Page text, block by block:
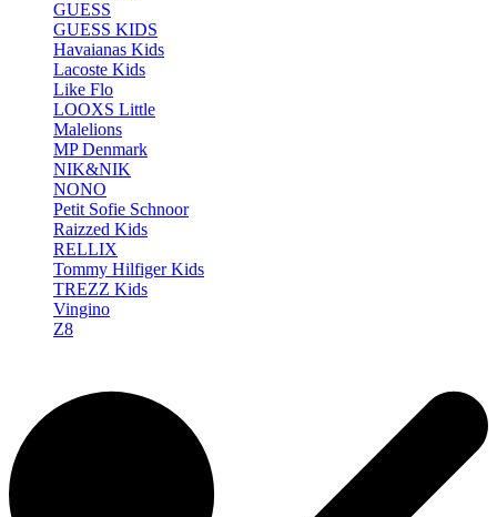
GUESS
GUESS KIDS
Havaianas Kids
Lacoste Kids
Like Flo
LOOXS Little
Malelions
MP Denmark
NIK&NIK
NONO
Petit Sofie Schnoor
Raizzed Kids
RELLIX
Tommy Hilfiger Kids
TREZZ Kids
Vingino
Z8